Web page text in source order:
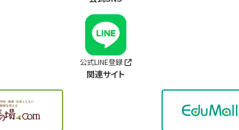
公式LINE登録
関連サイト